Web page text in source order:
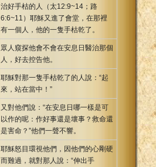
治好手枯的人（太12:9~14；路
6:6~11）耶穌又進了會堂，在那裡
有一個人，他的一隻手枯乾了。
眾人窺探他會不會在安息日醫治那個
人，好去控告他。
耶穌對那一隻手枯乾了的人說：“起
來，站在當中！”
又對他們說：“在安息日哪一樣是可
以作的呢：作好事還是壞事？救命還
是害命？”他們一聲不響。
耶穌怒目環視他們，因他們的心剛硬
而難過，就對那人說：“伸出手